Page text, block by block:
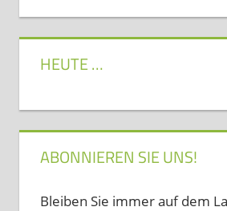
HEUTE …
ABONNIEREN SIE UNS!
Bleiben Sie immer auf dem